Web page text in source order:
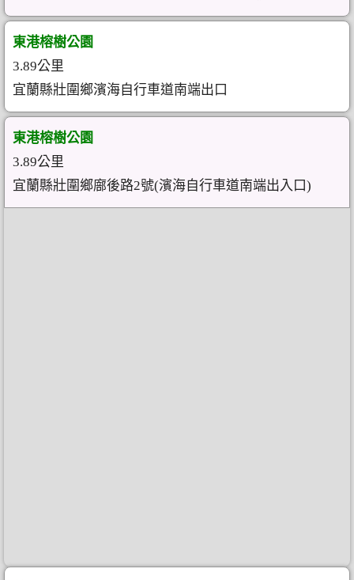
東港榕樹公園
3.89公里
宜蘭縣壯圍鄉濱海自行車道南端出口
東港榕樹公園
3.89公里
宜蘭縣壯圍鄉廍後路2號(濱海自行車道南端出入口)